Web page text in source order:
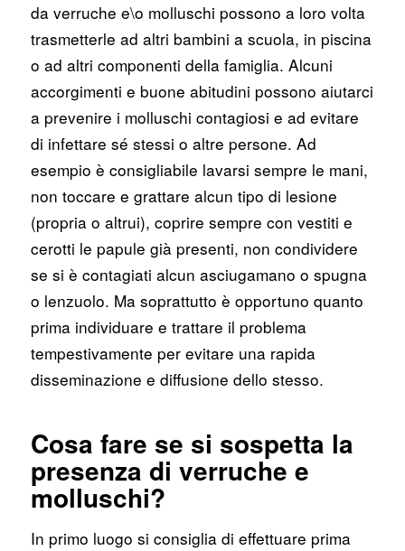
da verruche e\o molluschi possono a loro volta
trasmetterle ad altri bambini a scuola, in piscina
o ad altri componenti della famiglia. Alcuni
accorgimenti e buone abitudini possono aiutarci
a prevenire i molluschi contagiosi e ad evitare
di infettare sé stessi o altre persone. Ad
esempio è consigliabile lavarsi sempre le mani,
non toccare e grattare alcun tipo di lesione
(propria o altrui), coprire sempre con vestiti e
cerotti le papule già presenti, non condividere
se si è contagiati alcun asciugamano o spugna
o lenzuolo. Ma soprattutto è opportuno quanto
prima individuare e trattare il problema
tempestivamente per evitare una rapida
disseminazione e diffusione dello stesso.
Cosa fare se si sospetta la
presenza di verruche e
molluschi?
In primo luogo si consiglia di effettuare prima